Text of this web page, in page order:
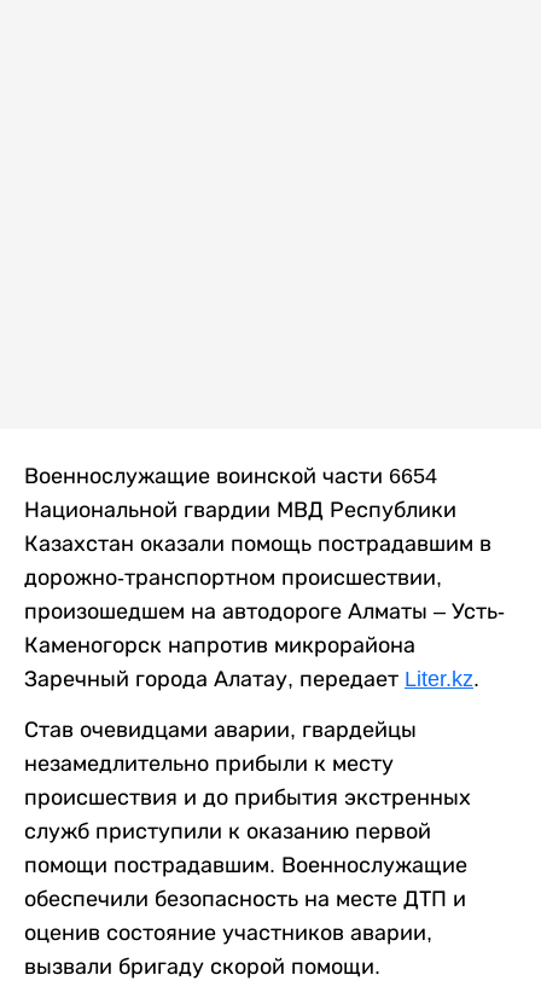
Военнослужащие воинской части 6654
Национальной гвардии МВД Республики
Казахстан оказали помощь пострадавшим в
дорожно-транспортном происшествии,
произошедшем на автодороге Алматы – Усть-
Каменогорск напротив микрорайона
Заречный города Алатау, передает Liter.kz.
Став очевидцами аварии, гвардейцы
незамедлительно прибыли к месту
происшествия и до прибытия экстренных
служб приступили к оказанию первой
помощи пострадавшим. Военнослужащие
обеспечили безопасность на месте ДТП и
оценив состояние участников аварии,
вызвали бригаду скорой помощи.